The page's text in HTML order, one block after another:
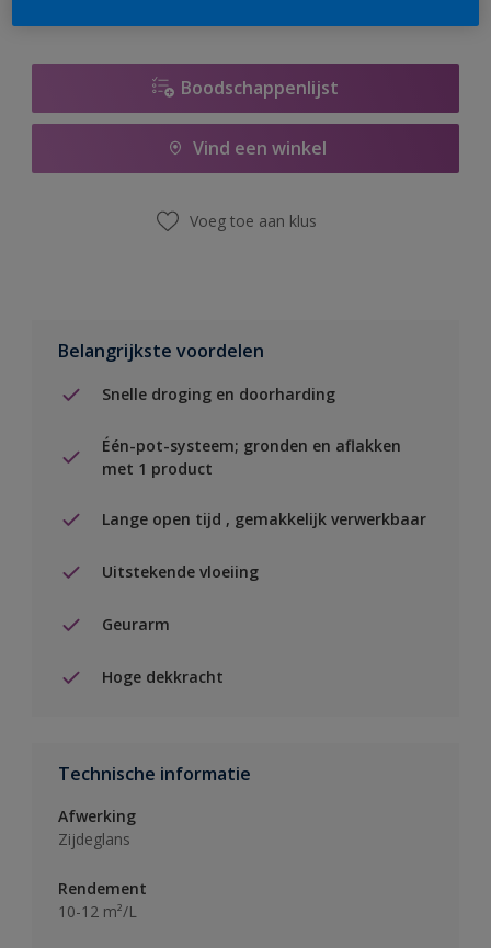
Boodschappenlijst
Vind een winkel
Voeg toe aan klus
Belangrijkste voordelen
Snelle droging en doorharding
Één-pot-systeem; gronden en aflakken
met 1 product
Lange open tijd , gemakkelijk verwerkbaar
Uitstekende vloeiing
Geurarm
Hoge dekkracht
Technische informatie
Afwerking
Zijdeglans
Rendement
10-12 m²/L